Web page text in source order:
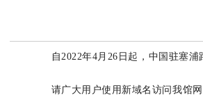
自2022年4月26日起，中国驻塞
请广大用户使用新域名访问我馆